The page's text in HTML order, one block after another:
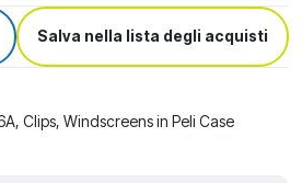
Salva nella lista degli acquisti
Clips, Windscreens in Peli Case